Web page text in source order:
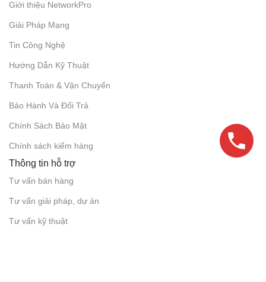
Giới thiệu NetworkPro
Giải Pháp Mạng
Tin Công Nghệ
Hướng Dẫn Kỹ Thuật
Thanh Toán & Vận Chuyển
Bảo Hành Và Đổi Trả
Chính Sách Bảo Mật
Chính sách kiểm hàng
Thông tin hỗ trợ
Tư vấn bán hàng
Tư vấn giải pháp, dự án
Tư vấn kỹ thuật